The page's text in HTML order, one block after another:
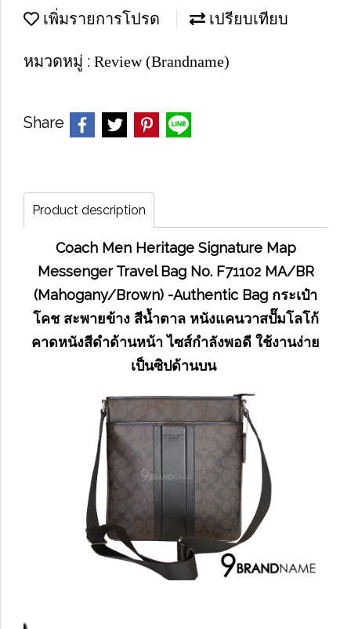
เพิ่มรายการโปรด เปรียบเทียบ
หมวดหมู่ : Review (Brandname)
Share
Product description
Coach Men Heritage Signature Map
Messenger Travel Bag No. F71102 MA/BR
(Mahogany/Brown) -Authentic Bag กระเป๋า
โคช สะพายข้าง สีน้ำตาล หนังแคนวาสปั๊มโลโก้
คาดหนังสีดำด้านหน้า ไซส์กำลังพอดี ใช้งานง่าย
เป็นซิปด้านบน